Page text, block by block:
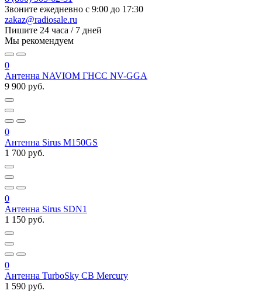
Звоните ежедневно с 9:00 до 17:30
zakaz@radiosale.ru
Пишите 24 часа / 7 дней
Мы рекомендуем
0
Антенна NAVIOM ГНСС NV-GGA
9 900 руб.
0
Антенна Sirus M150GS
1 700 руб.
0
Антенна Sirus SDN1
1 150 руб.
0
Антенна TurboSky CB Mercury
1 590 руб.